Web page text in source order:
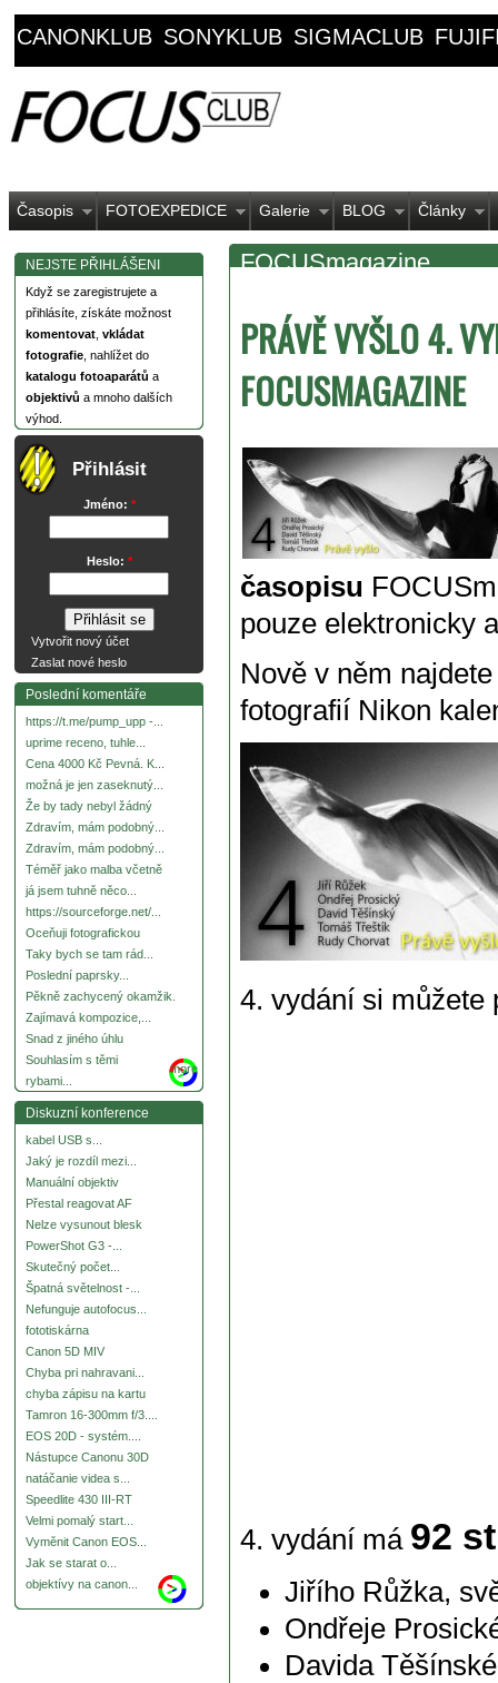
CANONKLUB SONYKLUB SIGMACLUB
Časopis FOTOEXPEDICE Galerie BLOG Články
NEJSTE PŘIHLÁŠENI
Když se zaregistrujete a
přihlásíte, získáte možnost
komentovat vkládat
fotografie , nahlížet do
katalogu fotoaparátů a
objektivů a mnoho dalších
výhod.
Přihlásit
Jméno: *
Heslo: *
Vytvořit nový účet
Zaslat nové heslo
Poslední komentáře
https://t.me/pump_upp -...
uprime receno, tuhle...
Cena 4000 Kč Pevná. K...
možná je jen zaseknutý...
Že by tady nebyl žádný
Zdravím, mám podobný...
Zdravím, mám podobný...
Téměř jako malba včetně
já jsem tuhně něco...
https://sourceforge.net/...
Oceňuji fotografickou
Taky bych se tam rád...
Poslední paprsky...
Pěkně zachycený okamžik.
Zajímavá kompozice,...
Snad z jiného úhlu
Souhlasím s těmi
rybami...
more
Diskuzní konference
kabel USB s...
Jaký je rozdíl mezi...
Manuální objektiv
Přestal reagovat AF
Nelze vysunout blesk
PowerShot G3 -...
Skutečný počet...
Špatná světelnost -...
Nefunguje autofocus...
fototiskárna
Canon 5D MIV
Chyba pri nahravani...
chyba zápisu na kartu
Tamron 16-300mm f/3....
EOS 20D - systém....
Nástupce Canonu 30D
natáčanie videa s...
Speedlite 430 III-RT
Velmi pomalý start...
Vyměnit Canon EOS...
Jak se starat o...
objektívy na canon...
FOCUSmagazine
PRÁVĚ VYŠLO 4.
FOCUSMAGAZINE
časopisu
pouze elektronicky
Nově v něm
fotografií Nikon
4. vydání si můžete
4. vydání má 92
Jiřího Růžka,
Ondřeje
Davida